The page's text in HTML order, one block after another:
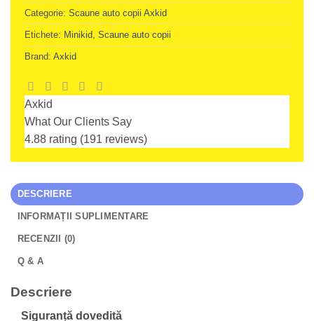
Categorie: Scaune auto copii Axkid
Etichete: Minikid, Scaune auto copii
Brand: Axkid
Axkid
What Our Clients Say
4.88 rating (191 reviews)
DESCRIERE
INFORMAȚII SUPLIMENTARE
RECENZII (0)
Q & A
Descriere
Siguranță dovedită